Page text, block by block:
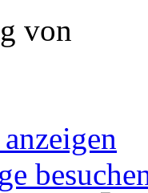
von